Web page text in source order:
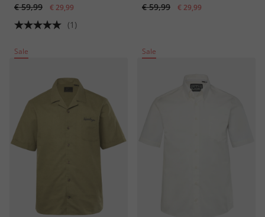
kraag, Cubaanse pasvorm,
tot 8XL
€ 59,99 € 29,99
(1)
kraag, Cubaanse fit, tot
€ 59,99 € 29,99
Sale Sale